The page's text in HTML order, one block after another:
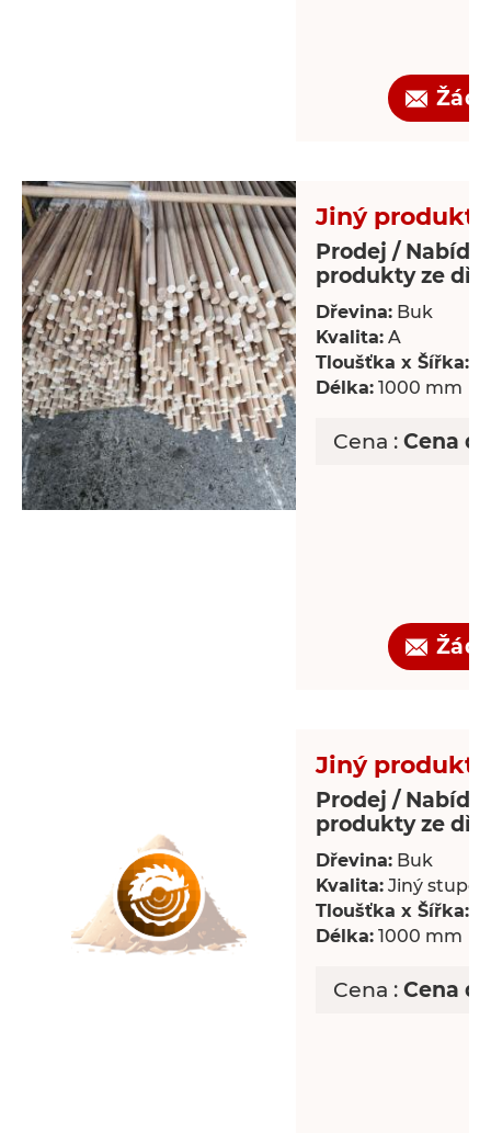
Jiný produkt
Prodej /
produkty ze
Dřevina: Buk
Kvalita: A
Tloušťka x Šířka:
Délka: 1000 mm
Cena : Cena
Jiný produkt
Prodej /
produkty ze
Dřevina: Buk
Kvalita: Jiný
Tloušťka x Šířka:
Délka: 1000 mm
Cena : Cena